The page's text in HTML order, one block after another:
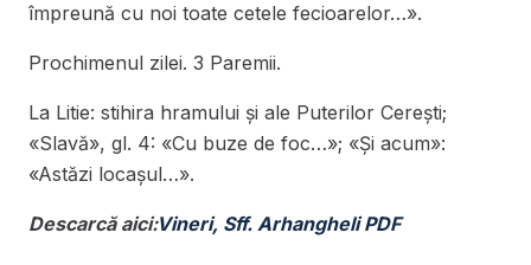
împreună cu noi toate cetele fecioarelor…».
Prochimenul zilei. 3 Paremii.
La Litie: stihira hramului și ale Puterilor Cerești;
«Slavă», gl. 4: «Cu buze de foc…»; «Și acum»:
«Astăzi locașul…».
Descarcă aici:Vineri, Sff. Arhangheli PDF